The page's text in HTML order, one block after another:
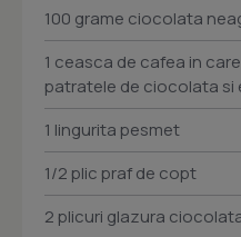
100 grame ciocolata
1 ceasca de cafea in
patratele de ciocolata si
1 lingurita pesmet
1/2 plic praf de copt
2 plicuri glazura